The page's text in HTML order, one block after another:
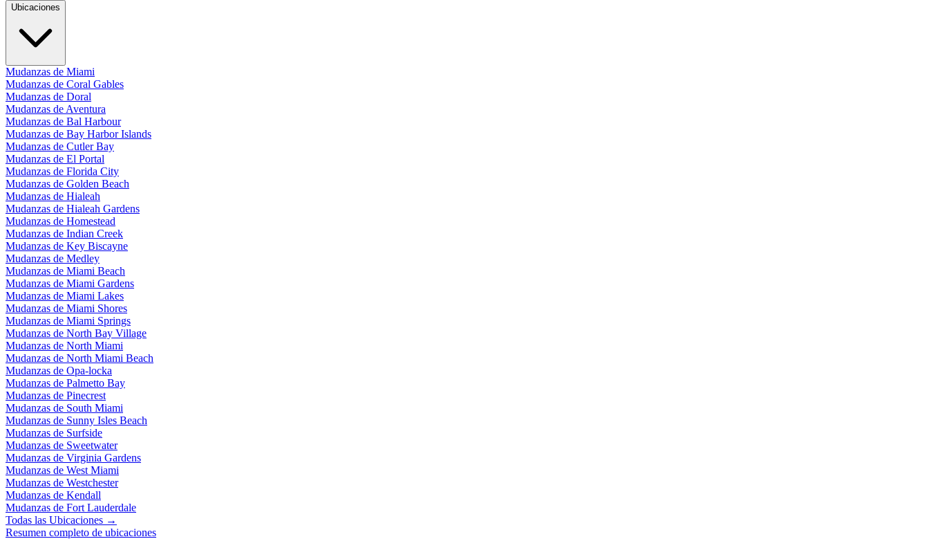
Ubicaciones
Mudanzas de Miami
Mudanzas de Coral Gables
Mudanzas de Doral
Mudanzas de Aventura
Mudanzas de Bal Harbour
Mudanzas de Bay Harbor Islands
Mudanzas de Cutler Bay
Mudanzas de El Portal
Mudanzas de Florida City
Mudanzas de Golden Beach
Mudanzas de Hialeah
Mudanzas de Hialeah Gardens
Mudanzas de Homestead
Mudanzas de Indian Creek
Mudanzas de Key Biscayne
Mudanzas de Medley
Mudanzas de Miami Beach
Mudanzas de Miami Gardens
Mudanzas de Miami Lakes
Mudanzas de Miami Shores
Mudanzas de Miami Springs
Mudanzas de North Bay Village
Mudanzas de North Miami
Mudanzas de North Miami Beach
Mudanzas de Opa-locka
Mudanzas de Palmetto Bay
Mudanzas de Pinecrest
Mudanzas de South Miami
Mudanzas de Sunny Isles Beach
Mudanzas de Surfside
Mudanzas de Sweetwater
Mudanzas de Virginia Gardens
Mudanzas de West Miami
Mudanzas de Westchester
Mudanzas de Kendall
Mudanzas de Fort Lauderdale
Todas las Ubicaciones →
Resumen completo de ubicaciones